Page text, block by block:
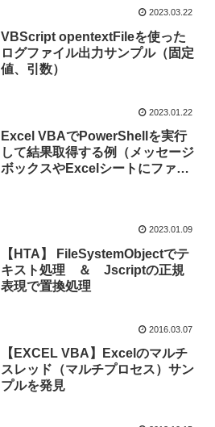
2023.03.22
VBScript opentextFileを使った
ログファイル出力サンプル（固定
値、引数）
2023.01.22
Excel VBAでPowerShellを実行
して結果取得する例（メッセージ
ボックスやExcelシートにファイ
2023.01.09
【HTA】 FileSystemObjectでテ
キスト処理 ＆ Jscriptの正規
表現で置換処理
2016.03.07
【EXCEL VBA】Excelのマルチ
スレッド（マルチプロセス）サン
プルを発見